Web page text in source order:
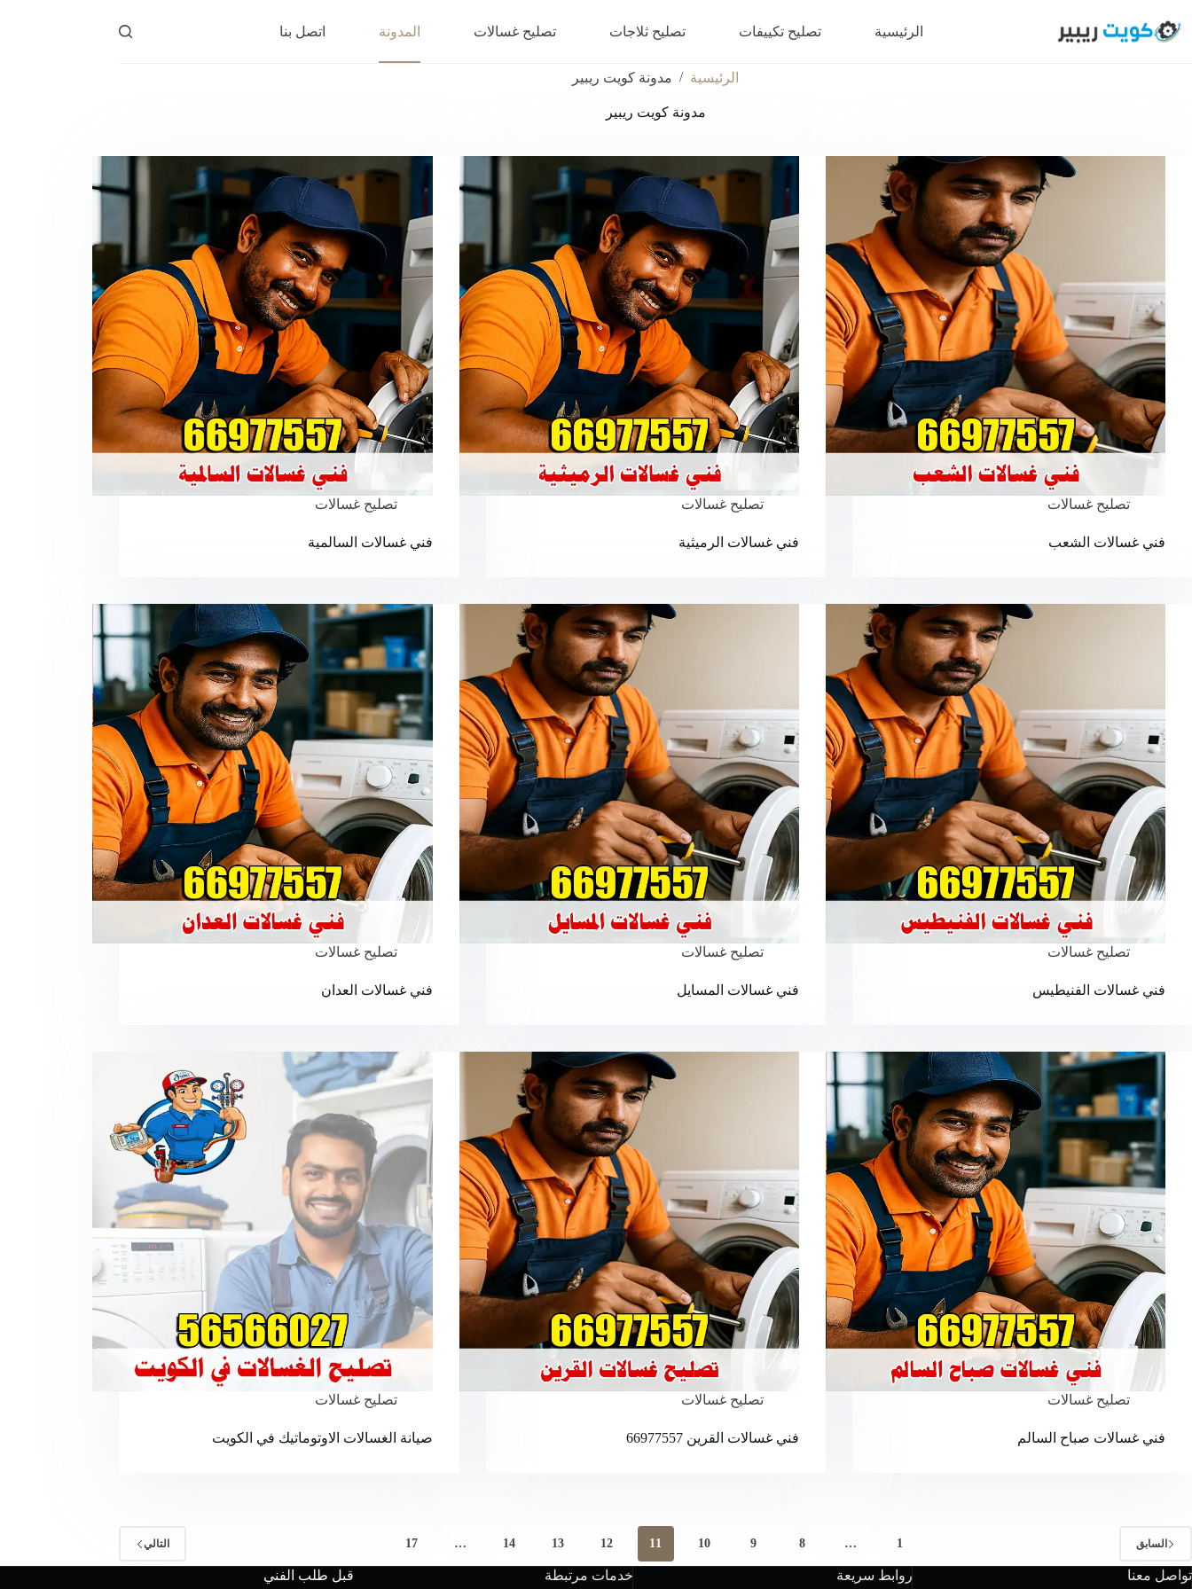
إلى
المحتوى
الرئيسية تصليح تكييفات تصليح ثلاجات تصليح غسالات المدونة اتصل بنا
الرئيسية / مدونة كويت ريبير
مدونة كويت ريبير
تصليح غسالات
فني غسالات الشعب
تصليح غسالات
فني غسالات الرميثية
تصليح غسالات
فني غسالات السالمية
تصليح غسالات
فني غسالات الفنيطيس
تصليح غسالات
فني غسالات المسايل
تصليح غسالات
فني غسالات العدان
تصليح غسالات
فني غسالات صباح السالم
تصليح غسالات
فني غسالات القرين 66977557
تصليح غسالات
صيانة الغسالات الاوتوماتيك في الكويت
السابق 1
…
8
9
10
11
12
13
14
…
17 التالي
تواصل معنا روابط سريعة خدمات مرتبطة قبل طلب الفني